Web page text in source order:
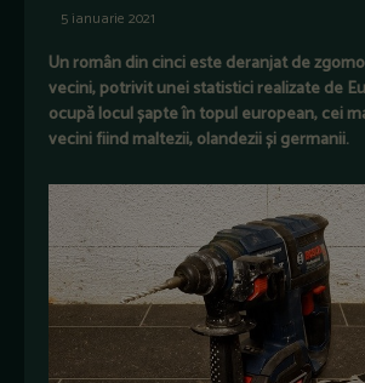
5 ianuarie 2021
Un român din cinci este deranjat de
vecini, potrivit unei statistici realizate de
ocupă locul șapte în topul european, cei
vecini fiind maltezii, olandezii și germanii.